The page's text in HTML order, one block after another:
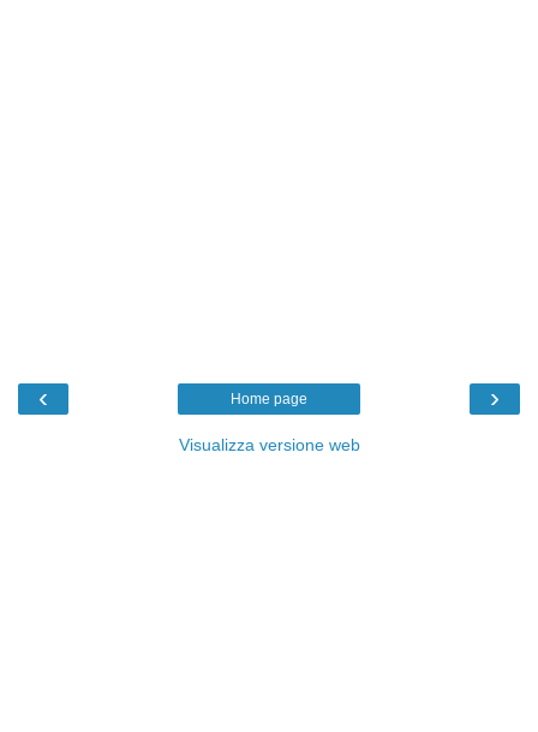
‹ ›
Home page
Visualizza versione web